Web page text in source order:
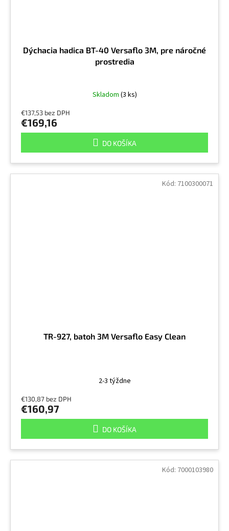
Dýchacia hadica BT-40 Versaflo 3M, pre náročné
prostredia
Skladom (3 ks)
€137,53 bez DPH
€169,16
DO KOŠÍKA
TR-927, batoh 3M Versaflo Easy Clean
2-3 týždne
€130,87 bez DPH
€160,97
DO KOŠÍKA
Kód: 7100300071
Kód: 7000103980